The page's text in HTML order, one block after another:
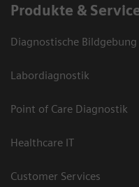
Produkte &
Diagnostische Bildgebung
Labordiagnostik
Point of Care Diagnostik
Healthcare IT
Customer Services